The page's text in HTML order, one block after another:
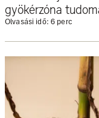
gyökérzóna
Olvasási idő: 6 perc